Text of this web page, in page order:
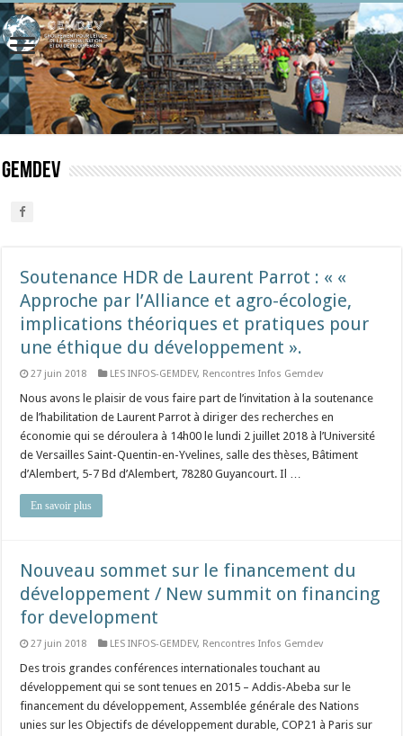
gemdev
Soutenance HDR de Laurent Parrot : « «
Approche par l’Alliance et agro-écologie,
implications théoriques et pratiques pour
une éthique du développement ».
27 juin 2018 LES INFOS-GEMDEV, Rencontres Infos Gemdev
Nous avons le plaisir de vous faire part de l’invitation à la soutenance
de l’habilitation de Laurent Parrot à diriger des recherches en
économie qui se déroulera à 14h00 le lundi 2 juillet 2018 à l’Université
de Versailles Saint-Quentin-en-Yvelines, salle des thèses, Bâtiment
d’Alembert, 5-7 Bd d’Alembert, 78280 Guyancourt. Il …
En savoir plus
Nouveau sommet sur le financement du
développement / New summit on financing
for development
27 juin 2018 LES INFOS-GEMDEV, Rencontres Infos Gemdev
Des trois grandes conférences internationales touchant au
développement qui se sont tenues en 2015 – Addis-Abeba sur le
financement du développement, Assemblée générale des Nations
unies sur les Objectifs de développement durable, COP21 à Paris sur